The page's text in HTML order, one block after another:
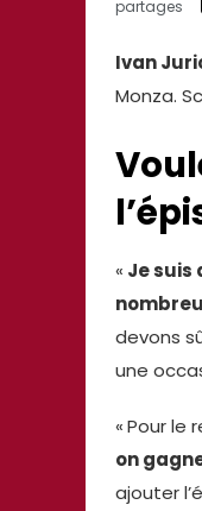
partages
Ivan
Monza.
« Je suis
devons
une
«Pour le
on
ajouter